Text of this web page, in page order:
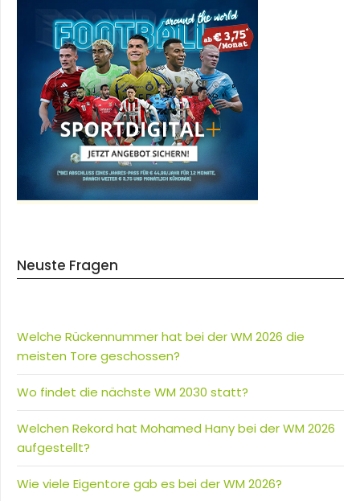
Neuste Fragen
Welche Rückennummer hat bei der WM 2026 die
meisten Tore geschossen?
Wo findet die nächste WM 2030 statt?
Welchen Rekord hat Mohamed Hany bei der WM 2026
aufgestellt?
Wie viele Eigentore gab es bei der WM 2026?